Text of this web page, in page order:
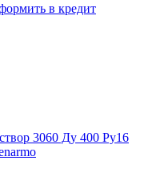
в кредит